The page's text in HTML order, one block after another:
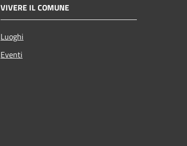
VIVERE IL COMUNE
Luoghi
Eventi